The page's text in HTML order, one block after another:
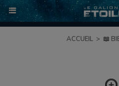
ACCUEIL > 📖